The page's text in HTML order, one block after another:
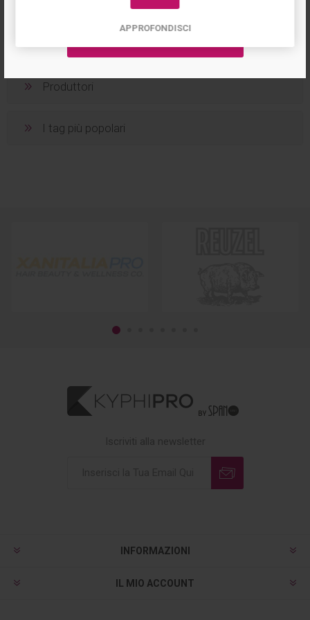
Categorie
Produttori
I tag più popolari
INFORMAZIONI
IL MIO ACCOUNT
APPROFONDISCI